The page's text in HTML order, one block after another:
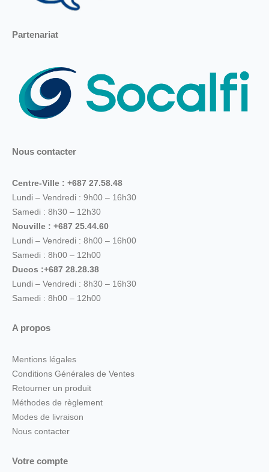
Partenariat
Nous contacter
Centre-Ville : +687 27.58.48
Lundi – Vendredi : 9h00 – 16h30
Samedi : 8h30 – 12h30
Nouville : +687 25.44.60
Lundi – Vendredi : 8h00 – 16h00
Samedi : 8h00 – 12h00
Ducos :+687 28.28.38
Lundi – Vendredi : 8h30 – 16h30
Samedi : 8h00 – 12h00
A propos
Mentions légales
Conditions Générales de Ventes
Retourner un produit
Méthodes de règlement
Modes de livraison
Nous contacter
Votre compte